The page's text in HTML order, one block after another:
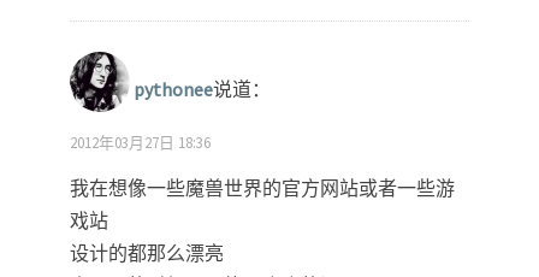
pythonee说道：
2012年03月27日 18:36
我在想像一些魔兽世界的官方网站或者一些游
戏站
设计的都那么漂亮